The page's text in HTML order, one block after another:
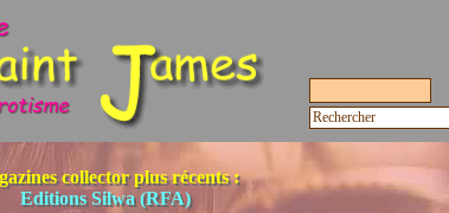
collector plus récents :
Editions Silwa (RFA)